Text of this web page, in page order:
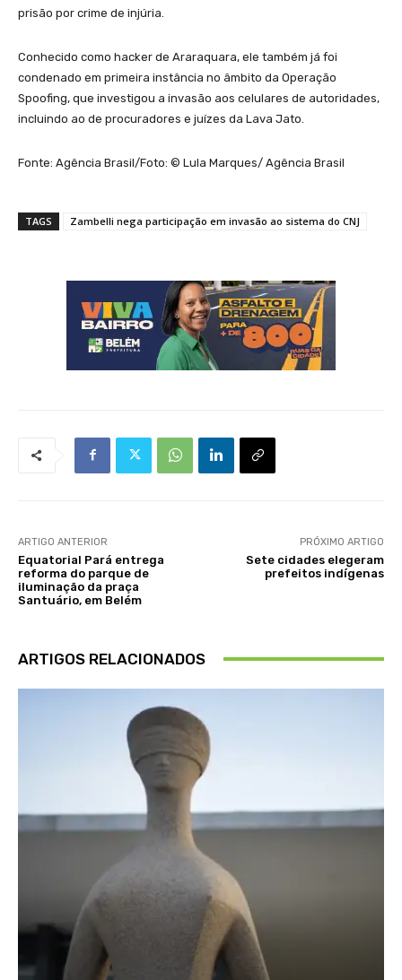
prisão por crime de injúria.
Conhecido como hacker de Araraquara, ele também já foi
condenado em primeira instância no âmbito da Operação
Spoofing, que investigou a invasão aos celulares de autoridades,
incluindo ao de procuradores e juízes da Lava Jato.
Fonte: Agência Brasil/Foto: © Lula Marques/ Agência Brasil
TAGS Zambelli nega participação em invasão ao sistema do CNJ
ARTIGO ANTERIOR
Equatorial Pará entrega
reforma do parque de
iluminação da praça
Santuário, em Belém
PRÓXIMO ARTIGO
Sete cidades elegeram
prefeitos indígenas
ARTIGOS RELACIONADOS